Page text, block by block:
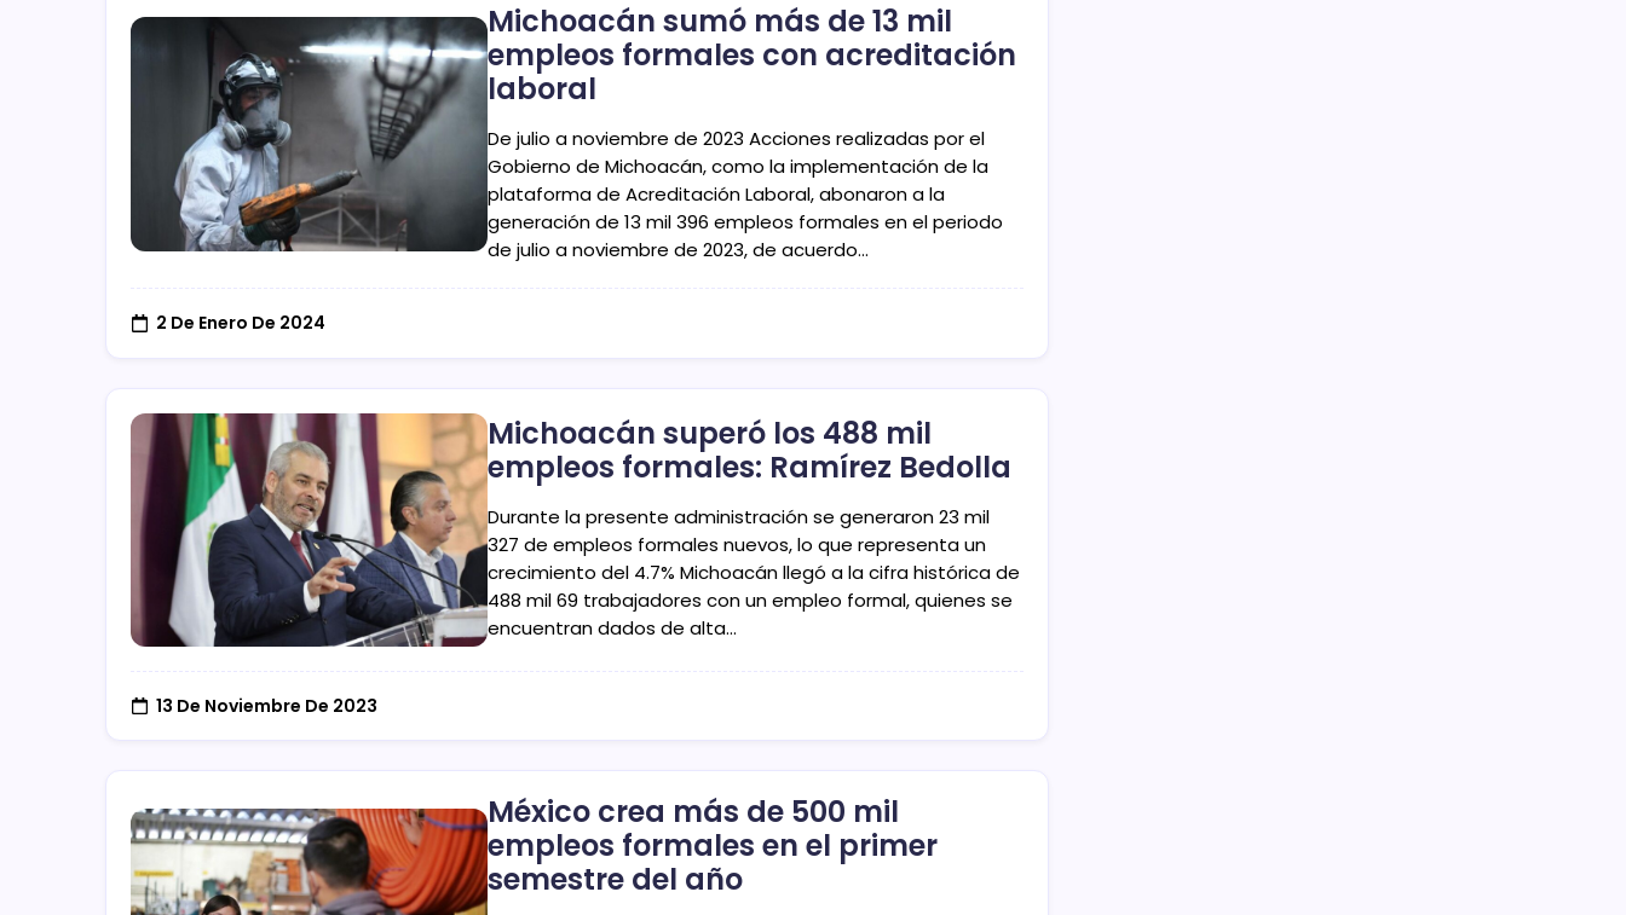
Michoacán sumó más de 13 mil
empleos formales con acreditación
laboral
De julio a noviembre de 2023 Acciones realizadas por el
Gobierno de Michoacán, como la implementación de la
plataforma de Acreditación Laboral, abonaron a la
generación de 13 mil 396 empleos formales en el periodo
de julio a noviembre de 2023, de acuerdo…
2 De Enero De 2024
Michoacán superó los 488 mil
empleos formales: Ramírez Bedolla
Durante la presente administración se generaron 23 mil
327 de empleos formales nuevos, lo que representa un
crecimiento del 4.7% Michoacán llegó a la cifra histórica de
488 mil 69 trabajadores con un empleo formal, quienes se
encuentran dados de alta…
13 De Noviembre De 2023
México crea más de 500 mil
empleos formales en el primer
semestre del año